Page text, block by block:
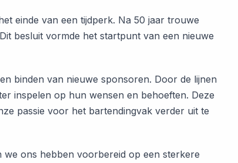
einde van een tijdperk. Na 50 jaar trouwe
besluit vormde het startpunt van een nieuwe
binden van nieuwe sponsoren. Door de lijnen
inspelen op hun wensen en behoeften. Deze
passie voor het bartendingvak verder uit te
ons hebben voorbereid op een sterkere